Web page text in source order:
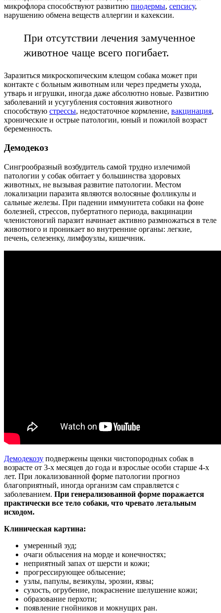
микрофлора способствуют развитию пиодермы, сепсису,
нарушению обмена веществ аллергии и кахексии.
При отсутствии лечения замученное
животное чаще всего погибает.
Заразиться микроскопическим клещом собака может при
контакте с больным животным или через предметы ухода,
утварь и игрушки, иногда даже абсолютно новые. Развитию
заболеваний и усугубления состояния животного
способствую стрессы, недостаточное кормление, вакцинация,
хронические и острые патологии, юный и пожилой возраст
беременность.
Демодекоз
Сингрообразный возбудитель самой трудно излечимой
патологии у собак обитает у большинства здоровых
животных, не вызывая развитие патологии. Местом
локализации паразита являются волосяные фолликулы и
сальные железы. При падении иммунитета собаки на фоне
болезней, стрессов, пубертатного периода, вакцинации
членистоногий паразит начинает активно размножаться в теле
животного и проникает во внутренние органы: легкие,
печень, селезенку, лимфоузлы, кишечник.
Демодекозу подвержены щенки чистопородных собак в
возрасте от 3-х месяцев до года и взрослые особи старше 4-х
лет. При локализованной форме патологии прогноз
благоприятный, иногда организм сам справляется с
заболеванием. При генерализованной форме поражается
практически все тело собаки, что чревато летальным
исходом.
Клиническая картина:
умеренный зуд;
очаги облысения на морде и конечностях;
неприятный запах от шерсти и кожи;
прогрессирующее облысение;
узлы, папулы, везикулы, эрозии, язвы;
сухость, огрубение, покраснение шелушение кожи;
образование перхоти;
появление гнойников и мокнущих ран.